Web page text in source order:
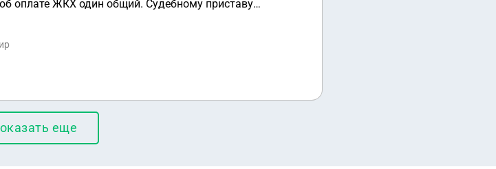
оплате ЖКХ один общий. Судебному приставу
утверждает что это общий,а ей нужна справка об
еще